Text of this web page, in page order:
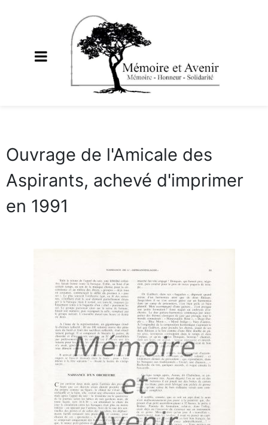
Ouvrage de l'Amicale des
Aspirants, achevé d'imprimer
en 1991